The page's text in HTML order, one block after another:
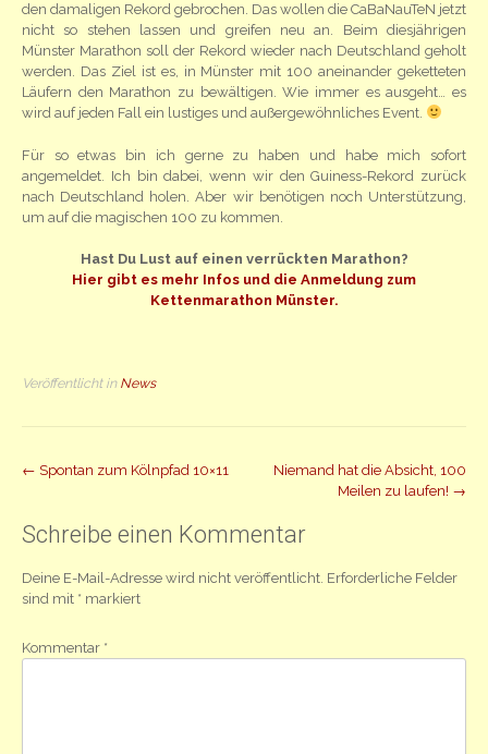
den damaligen Rekord gebrochen. Das wollen die CaBaNauTeN jetzt
nicht so stehen lassen und greifen neu an. Beim diesjährigen
Münster Marathon soll der Rekord wieder nach Deutschland geholt
werden. Das Ziel ist es, in Münster mit 100 aneinander geketteten
Läufern den Marathon zu bewältigen. Wie immer es ausgeht… es
wird auf jeden Fall ein lustiges und außergewöhnliches Event.
Für so etwas bin ich gerne zu haben und habe mich sofort
angemeldet. Ich bin dabei, wenn wir den Guiness-Rekord zurück
nach Deutschland holen. Aber wir benötigen noch Unterstützung,
um auf die magischen 100 zu kommen.
Hast Du Lust auf einen verrückten Marathon?
Hier gibt es mehr Infos und die Anmeldung zum
Kettenmarathon Münster.
Veröffentlicht in News
Beitrag
← Spontan zum Kölnpfad 10×11
Niemand hat die Absicht, 100
Meilen zu laufen! →
Schreibe einen Kommentar
Deine E-Mail-Adresse wird nicht veröffentlicht. Erforderliche Felder
sind mit * markiert
Kommentar *